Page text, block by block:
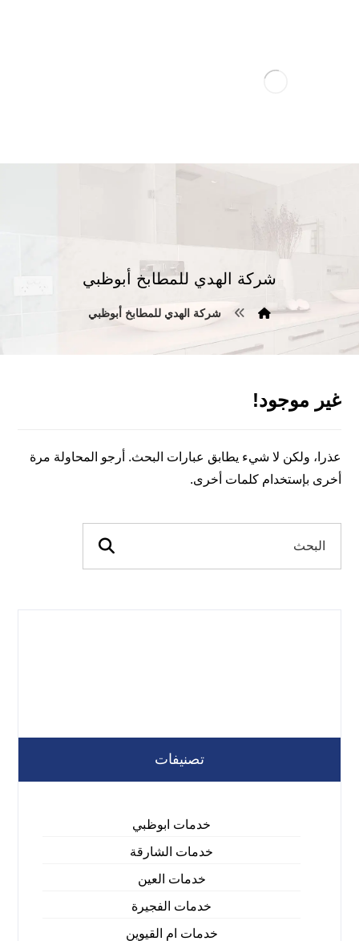
شركة الهدي للمطابخ أبوظبي
شركة الهدي للمطابخ أبوظبي
غير موجود!
عذرا، ولكن لا شيء يطابق عبارات البحث. أرجو المحاولة مرة
أخرى بإستخدام كلمات أخرى.
تصنيفات
خدمات ابوظبي
خدمات الشارقة
خدمات العين
خدمات الفجيرة
خدمات ام القيوين